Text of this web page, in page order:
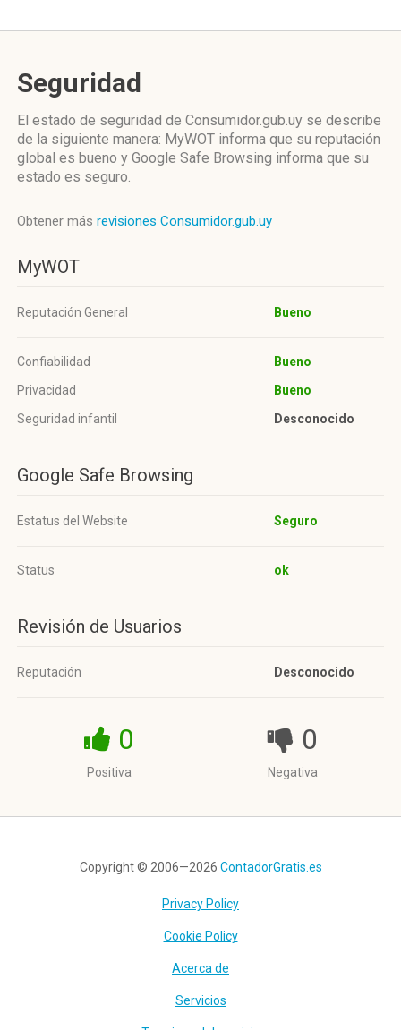
Seguridad
El estado de seguridad de Consumidor.gub.uy se describe
de la siguiente manera: MyWOT informa que su reputación
global es bueno y Google Safe Browsing informa que su
estado es seguro.
Obtener más revisiones Consumidor.gub.uy
MyWOT
Reputación General Bueno
Confiabilidad
Bueno
Privacidad
Bueno
Seguridad infantil
Desconocido
Google Safe Browsing
Estatus del Website Seguro
Status ok
Revisión de Usuarios
Reputación Desconocido
0
Positiva
0
Negativa
Copyright © 2006—2026 ContadorGratis.es
Privacy Policy
Cookie Policy
Acerca de
Servicios